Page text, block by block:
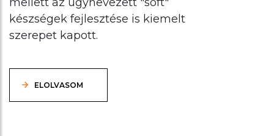
készségek fejlesztése is kiemelt
szerepet kapott.
ELOLVASOM